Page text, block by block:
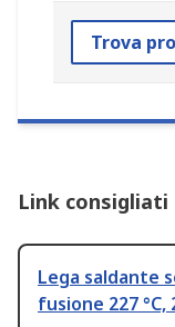
Trova
Link consigliati
Lega saldante
fusione 227 °C,